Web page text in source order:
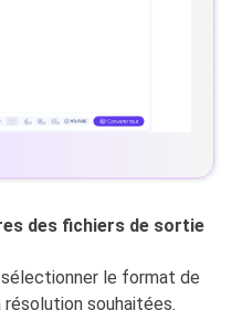
des fichiers de sortie
le format de
souhaitées.